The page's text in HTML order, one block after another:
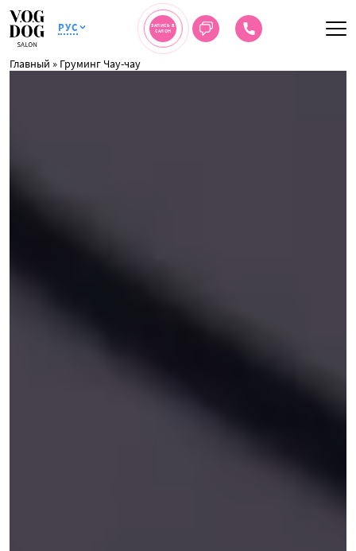
РУС
ЗАПИСЬ В
САЛОН
Главный » Груминг Чау-чау